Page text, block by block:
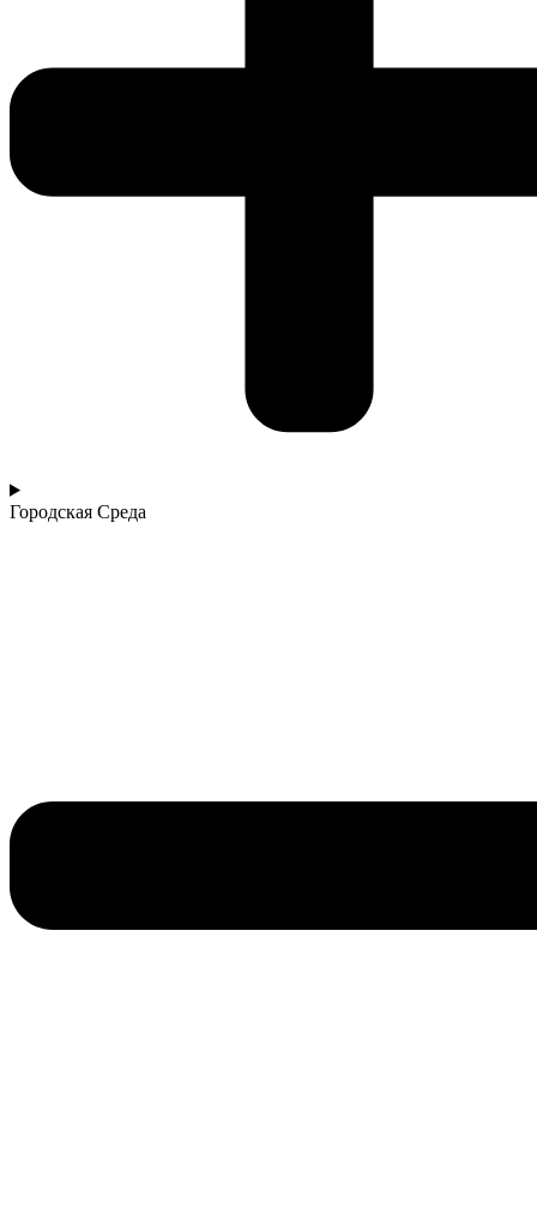
Городская Среда